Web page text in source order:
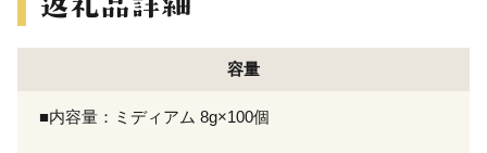
容量
■内容量：ミディアム 8g×100個